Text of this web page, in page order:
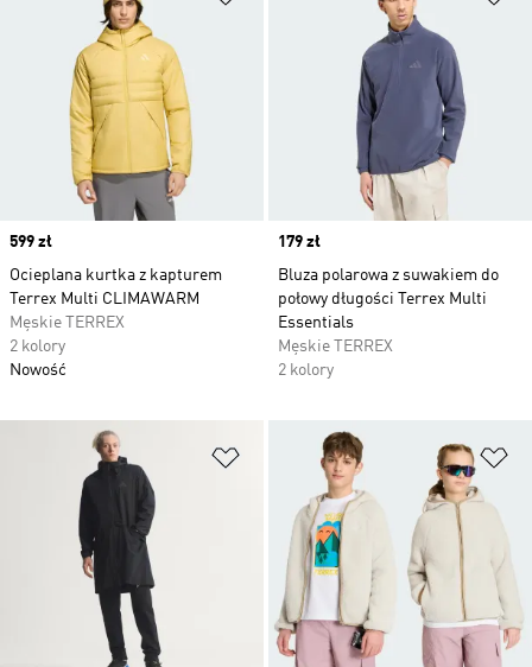
Price
599 zł
Ocieplana kurtka z kapturem
Terrex Multi CLIMAWARM
Męskie TERREX
2 kolory
Nowość
Price
179 zł
Bluza polarowa z suwakiem do
połowy długości Terrex Multi
Essentials
Męskie TERREX
2 kolory
Dodaj do listy życzeń